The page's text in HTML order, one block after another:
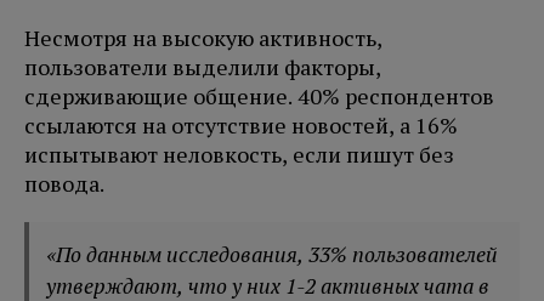
Несмотря на высокую активность,
пользователи выделили факторы,
сдерживающие общение. 40% респондентов
ссылаются на отсутствие новостей, а 16%
испытывают неловкость, если пишут без
повода.
«По данным исследования, 33% пользователей
утверждают, что у них 1-2 активных чата в